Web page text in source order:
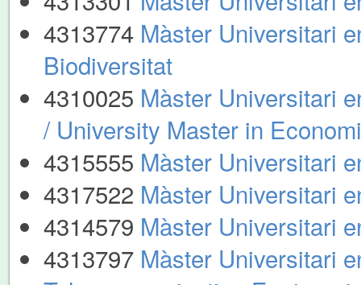
4313774 Màster Universitari
Biodiversitat
4310025 Màster Universitari
/ University Master in
4315555 Màster Universitari
4317522 Màster Universitari
4314579 Màster Universitari
4313797 Màster Universitari